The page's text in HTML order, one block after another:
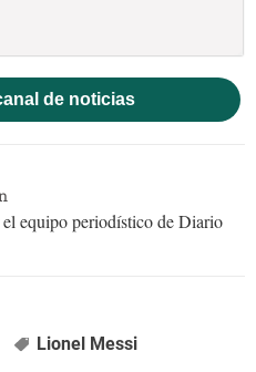
de noticias
equipo periodístico de Diario
Lionel Messi